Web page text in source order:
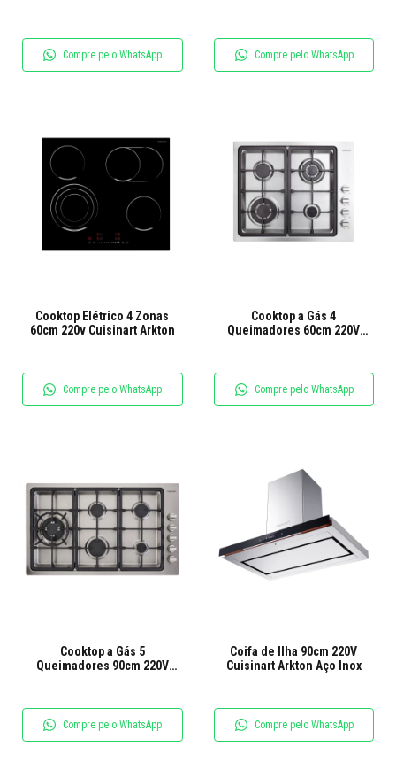
Compre pelo WhatsApp Compre pelo WhatsApp
Cooktop Elétrico 4 Zonas
60cm 220v Cuisinart Arkton
Compre pelo WhatsApp
Cooktop a Gás 4
Queimadores 60cm 220V
Compre pelo WhatsApp
Cooktop a Gás 5
Queimadores 90cm 220V
Compre pelo WhatsApp
Coifa de Ilha 90cm 220V
Cuisinart Arkton Aço Inox
Compre pelo WhatsApp